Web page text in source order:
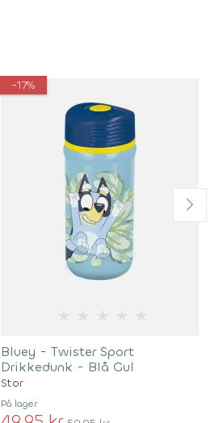
-17%
Bluey - Twister Sport
Drikkedunk - Blå Gul
Stor
På lager